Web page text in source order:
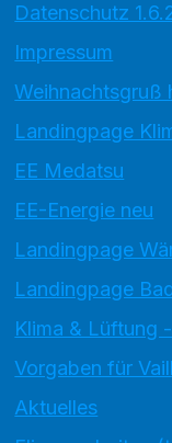
Datenschutz
Impressum
Weihnachtsgruß
Landingpage
EE Medatsu
EE-Energie neu
Landingpage
Landingpage
Klima & Lüftung
Vorgaben für
Aktuelles